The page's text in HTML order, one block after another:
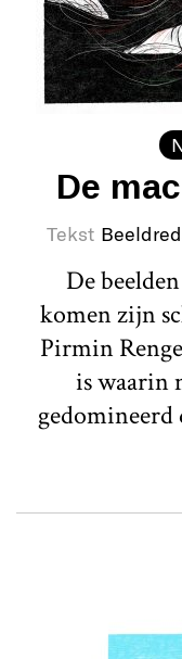
De
Tekst
De
komen zijn
Pirmin
is waarin
gedomineerd